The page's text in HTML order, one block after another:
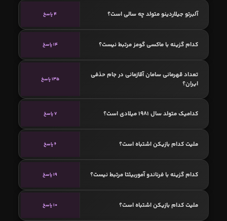
آلبرتو جیلاردینو متولد چه سالی است؟ 4 پاسخ
کدام گزینه با ماکسی گومز مرتبط نیست؟ 14 پاسخ
تعداد قهرمانی سامان آقازمانی در جام حذفی
ایران؟
135 پاسخ
کدامیک متولد سال 1981 میلادی است؟ 7 پاسخ
ملیت کدام بازیکن اشتباه است؟ 6 پاسخ
کدام گزینه با فرناندو آموربیئتا مرتبط نیست؟ 19 پاسخ
ملیت کدام بازیکن اشتباه است؟ 10 پاسخ